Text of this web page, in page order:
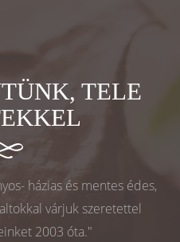
TELE
házias és mentes édes,
várjuk szeretettel
2003 óta."